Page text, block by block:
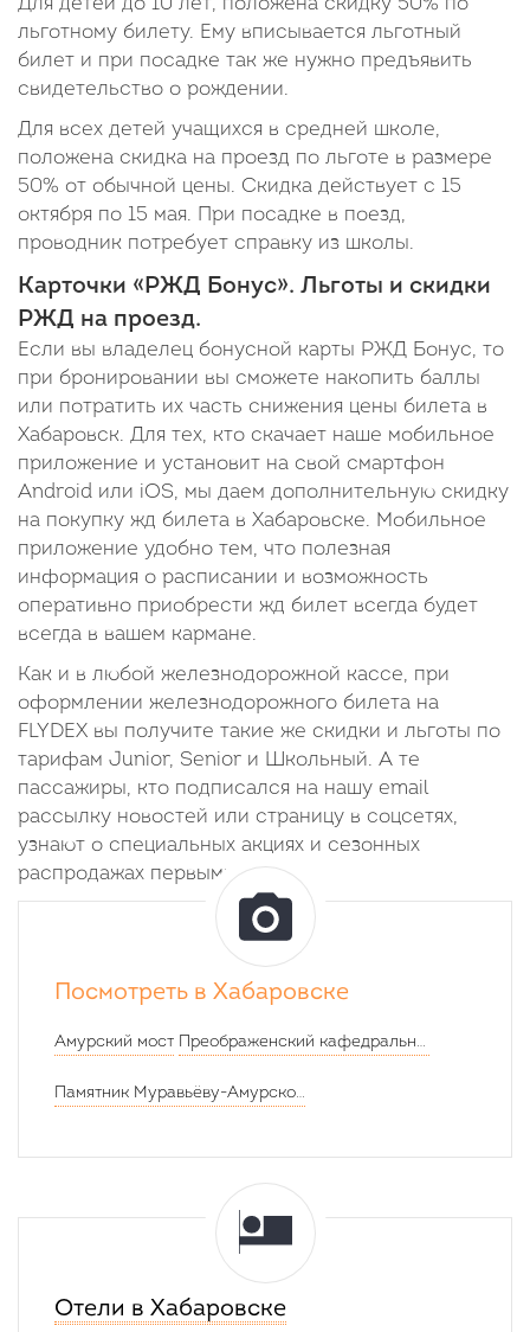
Для детей до 10 лет, положена скидку 50% по
льготному билету. Ему вписывается льготный
билет и при посадке так же нужно предъявить
свидетельство о рождении.
Для всех детей учащихся в средней школе,
положена скидка на проезд по льготе в размере
50% от обычной цены. Скидка действует с 15
октября по 15 мая. При посадке в поезд,
проводник потребует справку из школы.
Карточки «РЖД Бонус». Льготы и скидки
РЖД на проезд.
Если вы владелец бонусной карты РЖД Бонус, то
при бронировании вы сможете накопить баллы
или потратить их часть снижения цены билета в
Хабаровск. Для тех, кто скачает наше мобильное
приложение и установит на свой смартфон
Android или iOS, мы даем дополнительную скидку
на покупку жд билета в Хабаровске. Мобильное
приложение удобно тем, что полезная
информация о расписании и возможность
оперативно приобрести жд билет всегда будет
всегда в вашем кармане.
Как и в любой железнодорожной кассе, при
оформлении железнодорожного билета на
FLYDEX вы получите такие же скидки и льготы по
тарифам Junior, Senior и Школьный. А те
пассажиры, кто подписался на нашу email
рассылку новостей или страницу в соцсетях,
узнают о специальных акциях и сезонных
распродажах первыми.
Посмотреть в Хабаровске
Амурский мост Преображенский кафедральный собор в Хабаровске
Памятник Муравьёву-Амурскому
Отели в Хабаровске